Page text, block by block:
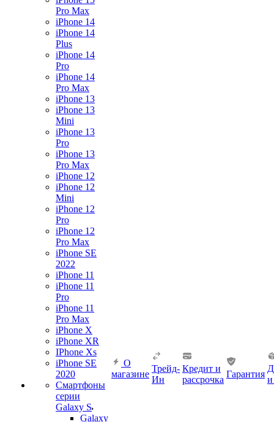
Pro Max
iPhone 14
iPhone 14
Plus
iPhone 14
Pro
iPhone 14
Pro Max
iPhone 13
iPhone 13
Mini
iPhone 13
Pro
iPhone 13
Pro Max
iPhone 12
iPhone 12
Mini
iPhone 12
Pro
iPhone 12
Pro Max
iPhone SE
2022
iPhone 11
iPhone 11
Pro
iPhone 11
Pro Max
iPhone X
iPhone XR
IPhone Xs
iPhone SE
2020
Смартфоны
серии
Galaxy S
Galaxy
О
магазине
Трейд-
Ин
Кредит и
рассрочка
Гарантия
и